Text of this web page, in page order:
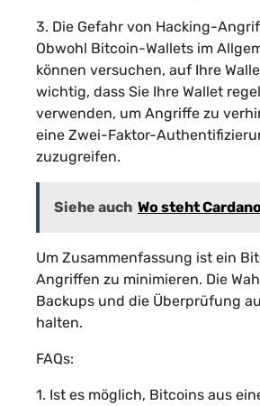
3. Die Gefahr von Hacking-
Obwohl Bitcoin-Wallets im
können versuchen, auf Ihre
wichtig, dass Sie Ihre Wallet
verwenden, um Angriffe zu
eine Zwei-Faktor-
zuzugreifen.
Siehe auch Wo steht
Um Zusammenfassung ist ein
Angriffen zu minimieren. Die
Backups und die Überprüfung
halten.
FAQs:
1. Ist es möglich, Bitcoins aus